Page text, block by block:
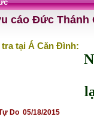
cáo Đức Thánh
tại Á Căn Đình:
Do 05/18/2015